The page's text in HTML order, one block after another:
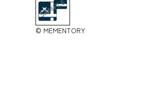
© MEMENTORY